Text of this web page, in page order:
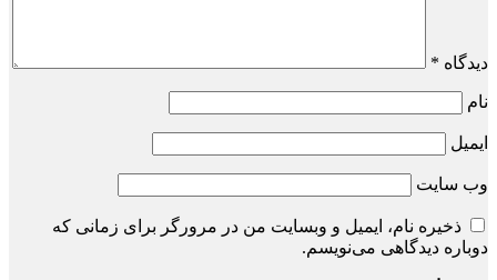
دیدگاه *
نام
ایمیل
وب‌ سایت
ذخیره نام، ایمیل و وبسایت من در مرورگر برای زمانی که
دوباره دیدگاهی می‌نویسم.